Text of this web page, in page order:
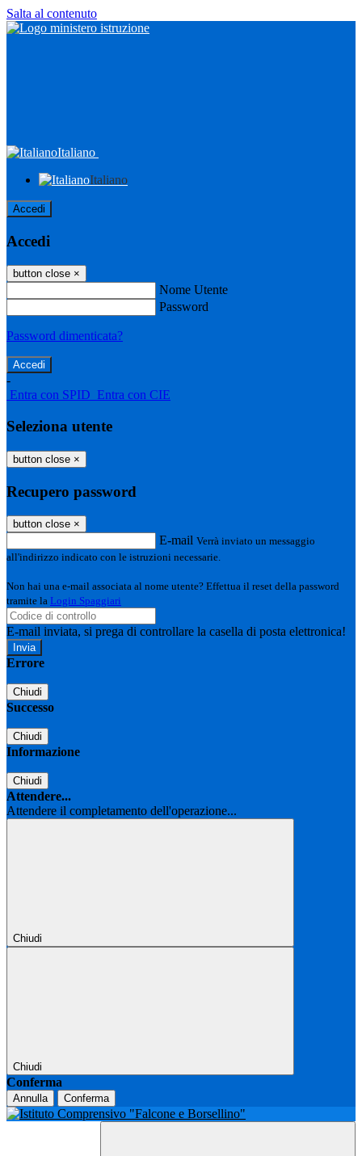
Salta al contenuto
Italiano
Italiano
Accedi
Accedi
button close ×
Nome Utente
Password
Password dimenticata?
-
Entra con SPID Entra con CIE
Seleziona utente
button close ×
Recupero password
button close ×
E-mail Verrà inviato un messaggio
all'indirizzo indicato con le istruzioni necessarie.
Non hai una e-mail associata al nome utente? Effettua il reset della password
tramite la Login Spaggiari
E-mail inviata, si prega di controllare la casella di posta elettronica!
Errore
Chiudi
Successo
Chiudi
Informazione
Chiudi
Attendere...
Attendere il completamento dell'operazione...
Chiudi
Chiudi
Conferma
Annulla Conferma